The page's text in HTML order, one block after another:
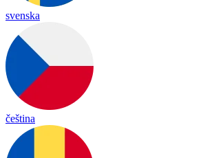
svenska
čeština